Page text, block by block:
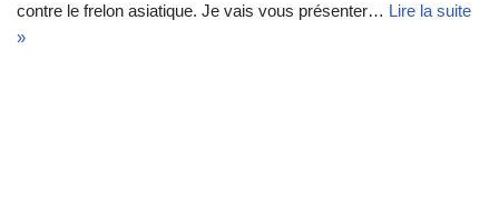
contre le frelon asiatique. Je vais vous présenter… Lire la suite
»